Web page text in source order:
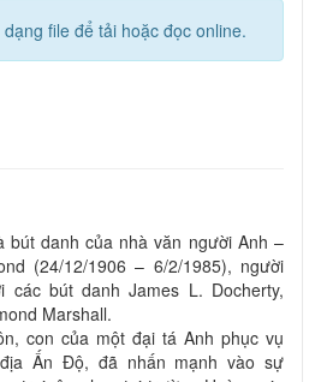
file để tải hoặc đọc online.
bút danh của nhà văn người Anh –
(24/12/1906 – 6/2/1985), người
các bút danh James L. Docherty,
Marshall.
con của một đại tá Anh phục vụ
Ấn Độ, đã nhấn mạnh vào sự